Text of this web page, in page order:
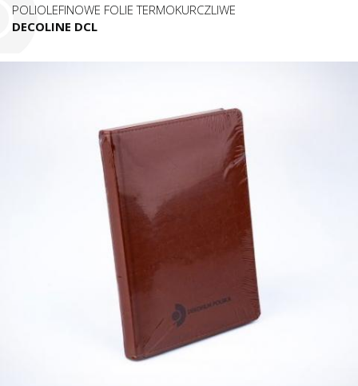
POLIOLEFINOWE FOLIE TERMOKURCZLIWE
DECOLINE DCL